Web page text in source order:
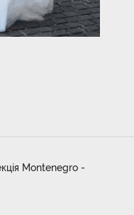
Montenegro -